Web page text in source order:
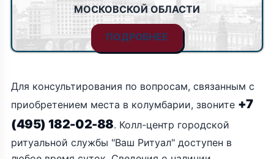
МОСКОВСКОЙ ОБЛАСТИ
ПОДРОБНЕЕ
Для консультирования по вопросам, связанным с
приобретением места в колумбарии, звоните +7
(495) 182-02-88. Колл-центр городской
ритуальной службы "Ваш Ритуал" доступен в